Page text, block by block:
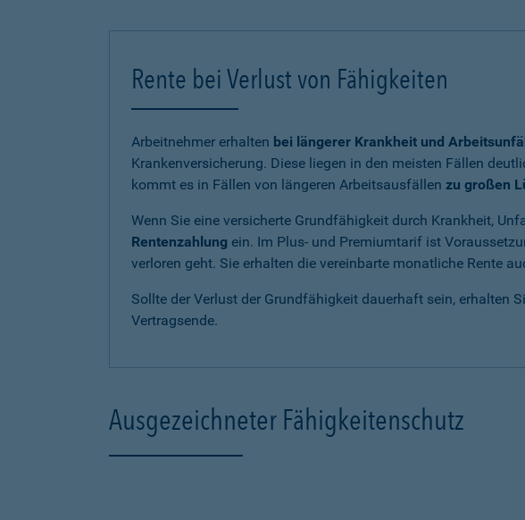
Rente bei Verlust von Fähigkeiten
Arbeitnehmer erhalten bei längerer Krankheit und
Krankenversicherung. Diese liegen in den meisten Fällen
kommt es in Fällen von längeren Arbeitsausfällen zu großen
Wenn Sie eine versicherte Grundfähigkeit durch Krankheit,
Rentenzahlung ein. Im Plus- und Premiumtarif ist
verloren geht. Sie erhalten die vereinbarte monatliche Rente
Sollte der Verlust der Grundfähigkeit dauerhaft sein, erhalten
Vertragsende.
Ausgezeichneter Fähigkeitenschutz